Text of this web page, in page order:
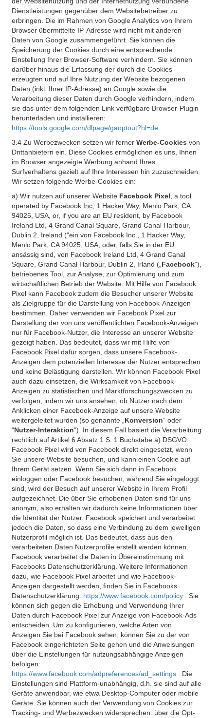
Dienstleistungen gegenüber dem Websitebetreiber zu
erbringen. Die im Rahmen von Google Analytics von Ihrem
Browser übermittelte IP-Adresse wird nicht mit anderen
Daten von Google zusammengeführt. Sie können die
Speicherung der Cookies durch eine entsprechende
Einstellung Ihrer Browser-Software verhindern. Sie können
darüber hinaus die Erfassung der durch die Cookies
erzeugten und auf Ihre Nutzung der Website bezogenen
Daten (inkl. Ihrer IP-Adresse) an Google sowie die
Verarbeitung dieser Daten durch Google verhindern, indem
sie das unter dem folgenden Link verfügbare Browser-Plugin
herunterladen und installieren:
https://tools.google.com/dlpage/gaoptout?hl=de
3.4 Zu Werbezwecken setzen wir ferner Werbe-Cookies von
Drittanbietern ein. Diese Cookies ermöglichen es uns, Ihnen
im Browser angezeigte Werbung anhand Ihres
Surfverhaltens gezielt auf Ihre Interessen hin zuzuschneiden.
Wir setzen folgende Werbe-Cookies ein:
a) Wir nutzen auf unserer Website Facebook Pixel , a tool
operated by Facebook Inc, 1 Hacker Way, Menlo Park, CA
94025, USA, or, if you are an EU resident, by Facebook
Ireland Ltd, 4 Grand Canal Square, Grand Canal Harbour,
Dublin 2, Ireland (“ein von Facebook Inc., 1 Hacker Way,
Menlo Park, CA 94025, USA, oder, falls Sie in der EU
ansässig sind, von Facebook Ireland Ltd, 4 Grand Canal
Square, Grand Canal Harbour, Dublin 2, Irland („ Facebook”),
betriebenes Tool, zur Analyse, zur Optimierung und zum
wirtschaftlichen Betrieb der Website. Mit Hilfe von Facebook
Pixel kann Facebook zudem die Besucher unserer Website
als Zielgruppe für die Darstellung von Facebook-Anzeigen
bestimmen. Daher verwenden wir Facebook Pixel zur
Darstellung der von uns veröffentlichten Facebook-Anzeigen
nur für Facebook-Nutzer, die Interesse an unserer Website
gezeigt haben. Das bedeutet, dass wir mit Hilfe von
Facebook Pixel dafür sorgen, dass unsere Facebook-
Anzeigen dem potenziellen Interesse der Nutzer entsprechen
und keine Belästigung darstellen. Wir können Facebook Pixel
auch dazu einsetzen, die Wirksamkeit von Facebook-
Anzeigen zu statistischen und Marktforschungszwecken zu
verfolgen, indem wir uns ansehen, ob Nutzer nach dem
Anklicken einer Facebook-Anzeige auf unsere Website
weitergeleitet wurden (so genannte „ Konversion” oder
“Nutzer-Interaktion”). In diesem Fall basiert die Verarbeitung
rechtlich auf Artikel 6 Absatz 1 S. 1 Buchstabe a) DSGVO.
Facebook Pixel wird von Facebook direkt eingesetzt, wenn
Sie unsere Website besuchen, und kann einen Cookie auf
Ihrem Gerät setzen. Wenn Sie sich dann in Facebook
einloggen oder Facebook besuchen, während Sie eingeloggt
sind, wird der Besuch auf unserer Website in Ihrem Profil
aufgezeichnet. Die über Sie erhobenen Daten sind für uns
anonym, also erhalten wir dadurch keine Informationen über
die Identität der Nutzer. Facebook speichert und verarbeitet
jedoch die Daten, so dass eine Verbindung zu dem jeweiligen
Nutzerprofil möglich ist. Das bedeutet, dass aus den
verarbeiteten Daten Nutzerprofile erstellt werden können.
Facebook verarbeitet die Daten in Übereinstimmung mit
Facebooks Datenschutzerklärung. Weitere Informationen
dazu, wie Facebook Pixel arbeitet und wie Facebook-
Anzeigen dargestellt werden, finden Sie in Facebooks
Datenschutzerklärung: https://www.facebook.com/policy
. Sie
können sich gegen die Erhebung und Verwendung Ihrer
Daten durch Facebook Pixel zur Anzeige von Facebook-Ads
entscheiden. Um zu konfigurieren, welche Arten von
Anzeigen Sie bei Facebook sehen, können Sie zu der von
Facebook eingerichteten Seite gehen und die Anweisungen
über die Einstellungen für nutzungsabhängige Anzeigen
befolgen:
https://www.facebook.com/adpreferences/ad_settings
. Die
Einstellungen sind Plattform-unabhängig, d.h. sie sind auf alle
Geräte anwendbar, wie etwa Desktop-Computer oder mobile
Geräte. Sie können auch der Verwendung von Cookies zur
Tracking- und Werbezwecken widersprechen: über die Opt-